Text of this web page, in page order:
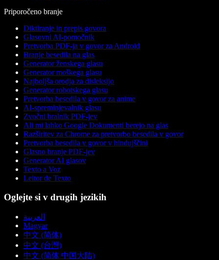
Priporočeno branje
Diktiranje in prepis govora
Glasovni AI-pomočnik
Pretvorba PDF-ja v govor za Android
Branje besedila na glas
Generator ženskega glasu
Generator moškega glasu
Najboljša orodja za disleksijo
Generator robotskega glasu
Pretvorba besedila v govor za anime
AI-spreminjevalnik glasu
Zvočni bralnik PDF-jev
Ali mi lahko Google Dokumenti berejo na glas
Razširitev za Chrome za pretvorbo besedila v govor
Pretvorba besedila v govor v hindujščini
Glasno branje PDF-jev
Generator AI glasov
Texto a Voz
Leitor de Texto
Oglejte si v drugih jezikih
العربية
Magyar
中文 (简体)
中文 (台灣)
中文 (简体 中国大陆)